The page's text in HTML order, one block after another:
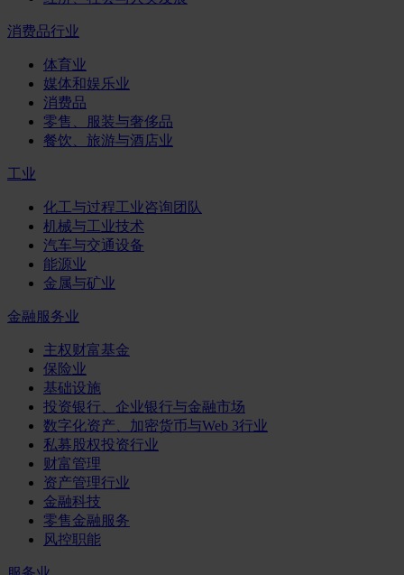
消费品行业
体育业
媒体和娱乐业
消费品
零售、服装与奢侈品
餐饮、旅游与酒店业
工业
化工与过程工业咨询团队
机械与工业技术
汽车与交通设备
能源业
金属与矿业
金融服务业
主权财富基金
保险业
基础设施
投资银行、企业银行与金融市场
数字化资产、加密货币与Web 3行业
私募股权投资行业
财富管理
资产管理行业
金融科技
零售金融服务
风控职能